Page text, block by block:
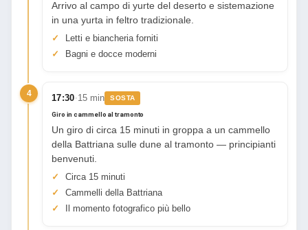
Arrivo al campo di yurte del deserto e sistemazione
in una yurta in feltro tradizionale.
Letti e biancheria forniti
Bagni e docce moderni
4 17:30· 15 min SOSTA
Giro in cammello al tramonto
Un giro di circa 15 minuti in groppa a un cammello
della Battriana sulle dune al tramonto — principianti
benvenuti.
Circa 15 minuti
Cammelli della Battriana
Il momento fotografico più bello